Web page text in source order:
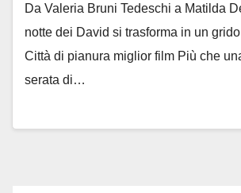
Da Valeria Bruni Tedeschi a Matilda
notte dei David si trasforma in un
Città di pianura miglior film Più che
serata di…